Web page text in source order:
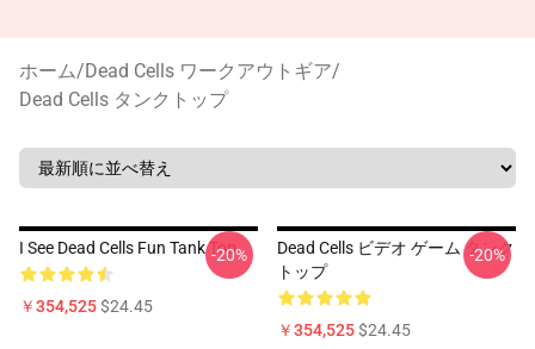
ホーム/Dead Cells ワークアウトギア/
Dead Cells タンクトップ
I See Dead Cells Fun Tank Top
￥354,525$24.45
-20%
Dead Cells ビデオ ゲーム タンク
トップ
￥354,525$24.45
-20%